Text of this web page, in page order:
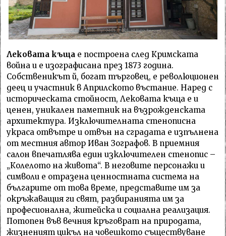
Лековата къща е построена след Кримската
война и е изографисана през 1873 година.
Собственикът й, богат търговец, е революционен
деец и участник в Априлското въстание. Наред с
историческата стойност, Лековата къща е и
ценен, уникален паметник на възрожденската
архитектура. Изключителната стенописна
украса отвътре и отвън на сградата е изпълнена
от местния автор Иван Зографов. В приемния
салон впечатлява един изключителен стенопис –
„Колелото на живота“. В неговите персонажи и
символи е отразена ценностната система на
българите от това време, представите им за
окръжаващия ги свят, разбиранията им за
професионална, житейска и социална реализация.
Потопен във вечния кръговрат на природата,
жизненият цикъл на човешкото съществуване